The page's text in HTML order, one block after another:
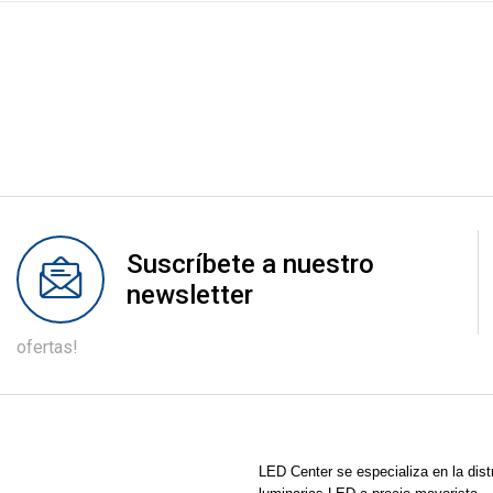
Suscríbete a nuestro
newsletter
ofertas!
LED Centerse especializa en la